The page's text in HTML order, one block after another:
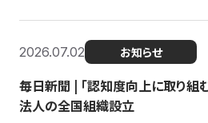
2026.07.02 お知らせ
毎日新聞 | 「認知度向上に取り組
法人の全国組織設立